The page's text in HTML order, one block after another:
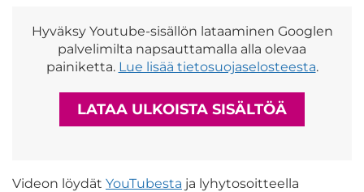
Hyväksy Youtube-sisällön lataaminen Googlen
palvelimilta napsauttamalla alla olevaa
painiketta. Lue lisää tietosuojaselosteesta.
LATAA ULKOISTA SISÄLTÖÄ
Videon löydät YouTubesta ja lyhytosoitteella